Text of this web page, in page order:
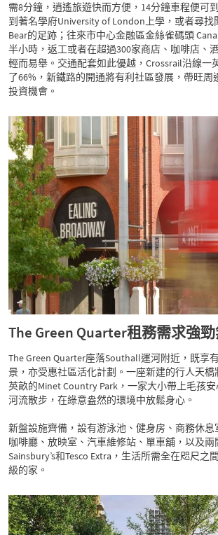
需8分鐘，逍遙旅遊快而方便，14分鐘車程便可
到著名學府University of London上學，或者尋找
Bear的足跡；往來市中心金融區金絲雀碼頭
半小時，返工或者在超過300家商店、咖啡店、
輕而易舉。交通配套如此優越，Crossrail沿線一
了66%，新鐵路的開通將有利社區發展，帶旺周
投資機會。
The Green Quarter租務需求強
The Green Quarter座落Southall運河附近，既享
景，亦受惠社區活化計劃。一座新建的行人天橋
英畝的Minet Country Park，一家大小帶上毛孩
河流散步，在綠意盎然的環境中放鬆身心。
新盤設施齊備，設有游泳池、健身房、商務休息
咖啡廳、放映室、汽車維修站、單車舖，以及兩
Sainsbury’s和Tesco Extra，生活所需全在咫尺之
級的家。